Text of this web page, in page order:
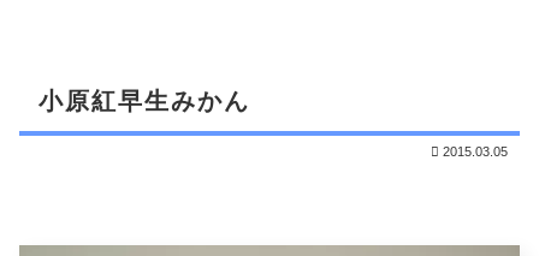
小原紅早生みかん
2015.03.05